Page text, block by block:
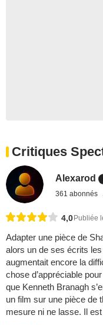
Critiques
Alexarod
361 abonnés
4,0Publiée
Adapter une pièce de
alors un de ses écrits
augmentait encore la
chose d’appréciable
que Kenneth Branagh
un film sur une pièce de
mesure ni ne lasse. Il